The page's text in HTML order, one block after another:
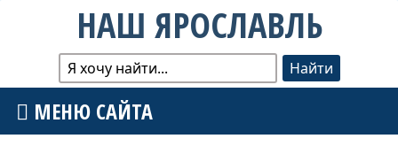
НАШ ЯРОСЛАВЛЬ
МЕНЮ САЙТА